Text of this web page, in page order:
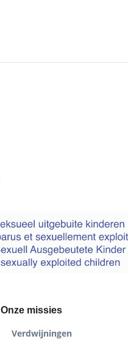
Onze missies
Verdwijningen